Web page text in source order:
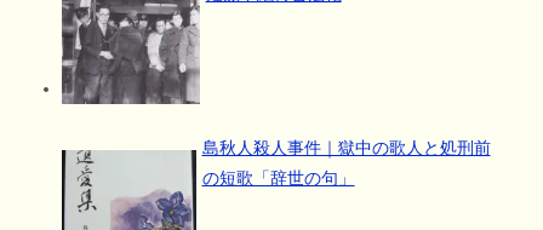
島秋人殺人事件｜獄中の歌人と処刑前
の短歌「辞世の句」